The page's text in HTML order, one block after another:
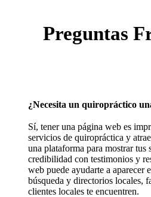
Preguntas
¿Necesita un quiropráctico
Sí, tener una página web es
servicios de quiropráctica y
una plataforma para mostrar
credibilidad con testimonios y
web puede ayudarte a aparecer
búsqueda y directorios locales,
clientes locales te encuentren.